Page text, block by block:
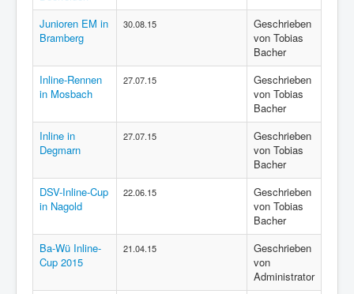
Junioren EM in
Bramberg
30.08.15
Geschrieben
von Tobias
Bacher
Inline-Rennen
in Mosbach
27.07.15
Geschrieben
von Tobias
Bacher
Inline in
Degmarn
27.07.15
Geschrieben
von Tobias
Bacher
DSV-Inline-Cup
in Nagold
22.06.15
Geschrieben
von Tobias
Bacher
Ba-Wü Inline-
Cup 2015
21.04.15
Geschrieben
von
Administrator